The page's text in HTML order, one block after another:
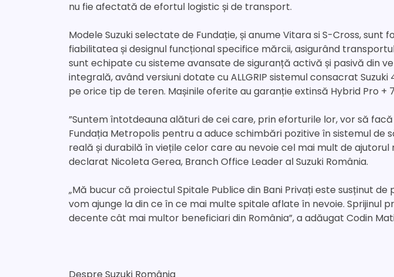
nu fie afectată de efortul logistic și de transport.
Modele Suzuki selectate de Fundație, și anume Vitara si S-Cross,
fiabilitatea și designul funcțional specifice mărcii, asigurând
sunt echipate cu sisteme avansate de siguranță activă și pasivă din
integrală, având versiuni dotate cu ALLGRIP sistemul consacrat
pe orice tip de teren. Mașinile oferite au garanție extinsă Hybrid Pro +
”Suntem întotdeauna alături de cei care, prin eforturile lor, vor să
Fundația Metropolis pentru a aduce schimbări pozitive în sistemul
reală și durabilă în viețile celor care au nevoie cel mai mult de
declarat Nicoleta Gerea, Branch Office Leader al Suzuki România.
„Mă bucur că proiectul Spitale Publice din Bani Privați este susținut
vom ajunge la din ce în ce mai multe spitale aflate în nevoie.
decente cât mai multor beneficiari din România”, a adăugat Codin